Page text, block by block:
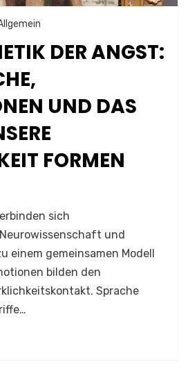
DER ANGST:
UND DAS
FORMEN
sich
und
einem gemeinsamen Modell
bilden den
Sprache